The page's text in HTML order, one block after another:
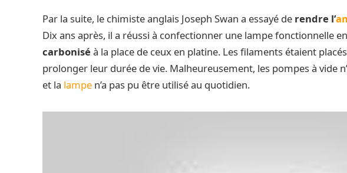
Par la suite, le chimiste anglais Joseph Swan a essayé de rendre l’
Dix ans après, il a réussi à confectionner une lampe fonctionnelle
carbonisé à la place de ceux en platine. Les filaments étaient
prolonger leur durée de vie. Malheureusement, les pompes à vide
et la lampe n’a pas pu être utilisé au quotidien.